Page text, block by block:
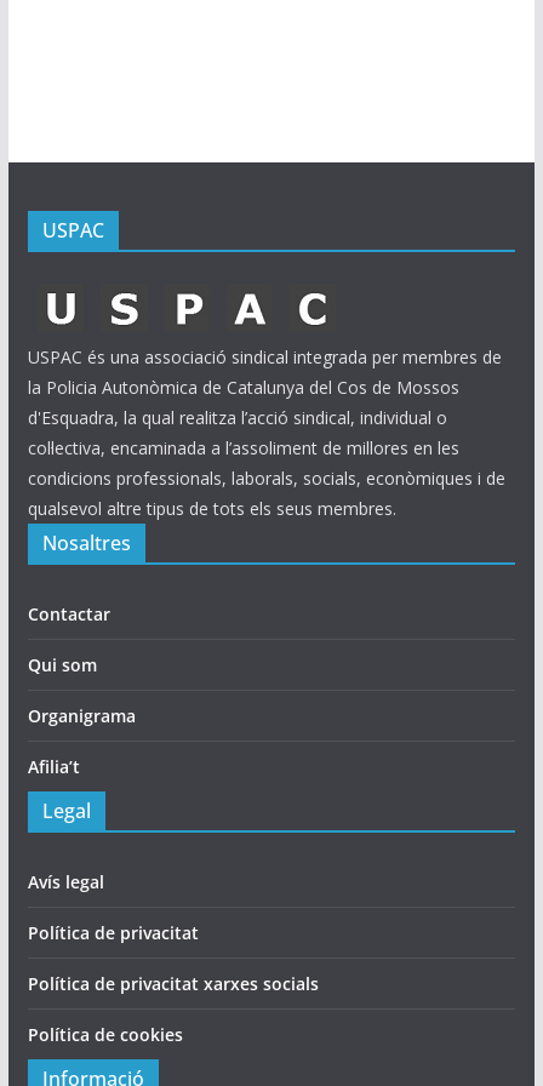
USPAC
USPAC és una associació sindical integrada per membres de
la Policia Autonòmica de Catalunya del Cos de Mossos
d'Esquadra, la qual realitza l’acció sindical, individual o
col·lectiva, encaminada a l’assoliment de millores en les
condicions professionals, laborals, socials, econòmiques i de
qualsevol altre tipus de tots els seus membres.
Nosaltres
Contactar
Qui som
Organigrama
Afilia’t
Legal
Avís legal
Política de privacitat
Política de privacitat xarxes socials
Política de cookies
Informació